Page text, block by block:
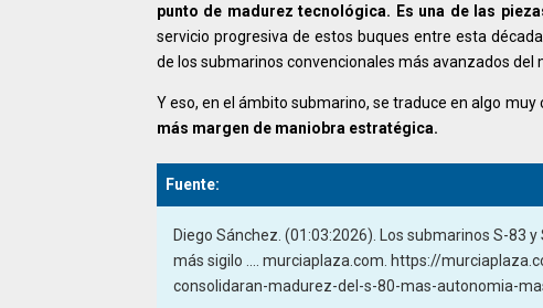
punto de madurez tecnológica. Es una de las
servicio progresiva de estos buques entre esta
de los submarinos convencionales más avanzados del
Y eso, en el ámbito submarino, se traduce en algo muy
más margen de maniobra estratégica.
Fuente:
Diego Sánchez . (01:03:2026). Los submarinos S-83
más sigilo .... murciaplaza.com. https://
consolidaran-madurez-del-s-80-mas-autonomia-